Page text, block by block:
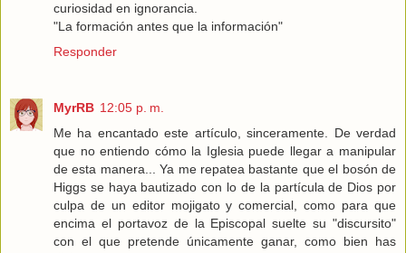
curiosidad en ignorancia.
"La formación antes que la información"
Responder
MyrRB 12:05 p. m.
Me ha encantado este artículo, sinceramente. De verdad
que no entiendo cómo la Iglesia puede llegar a manipular
de esta manera... Ya me repatea bastante que el bosón de
Higgs se haya bautizado con lo de la partícula de Dios por
culpa de un editor mojigato y comercial, como para que
encima el portavoz de la Episcopal suelte su "discursito"
con el que pretende únicamente ganar, como bien has